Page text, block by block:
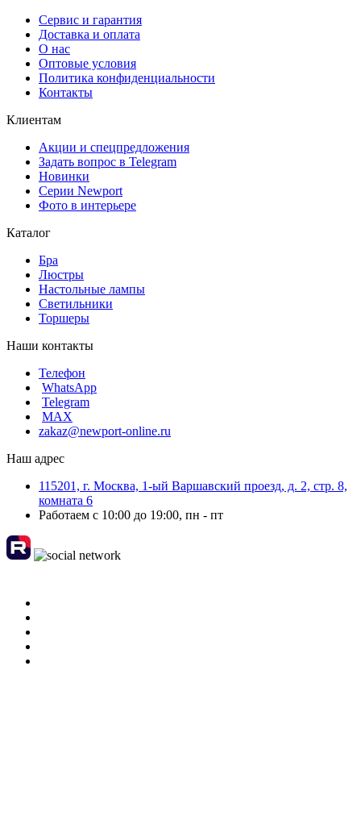
Сервис и гарантия
Доставка и оплата
О нас
Оптовые условия
Политика конфиденциальности
Контакты
Клиентам
Акции и спецпредложения
Задать вопрос в Telegram
Новинки
Серии Newport
Фото в интерьере
Каталог
Бра
Люстры
Настольные лампы
Светильники
Торшеры
Наши контакты
Телефон
WhatsApp
Telegram
MAX
zakaz@newport-online.ru
Наш адрес
115201, г. Москва, 1-ый Варшавский проезд, д. 2, стр. 8,
комната 6
Работаем с 10:00 до 19:00, пн - пт